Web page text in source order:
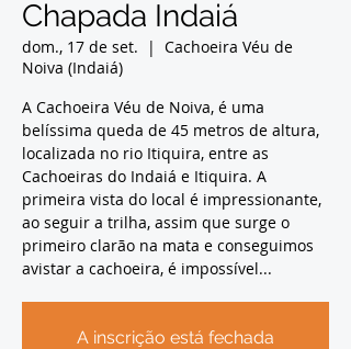
Chapada Indaiá
dom., 17 de set.
  |
Cachoeira Véu de
Noiva (Indaiá)
A Cachoeira Véu de Noiva, é uma
belíssima queda de 45 metros de altura,
localizada no rio Itiquira, entre as
Cachoeiras do Indaiá e Itiquira. A
primeira vista do local é impressionante,
ao seguir a trilha, assim que surge o
primeiro clarão na mata e conseguimos
avistar a cachoeira, é impossível...
A inscrição está fechada